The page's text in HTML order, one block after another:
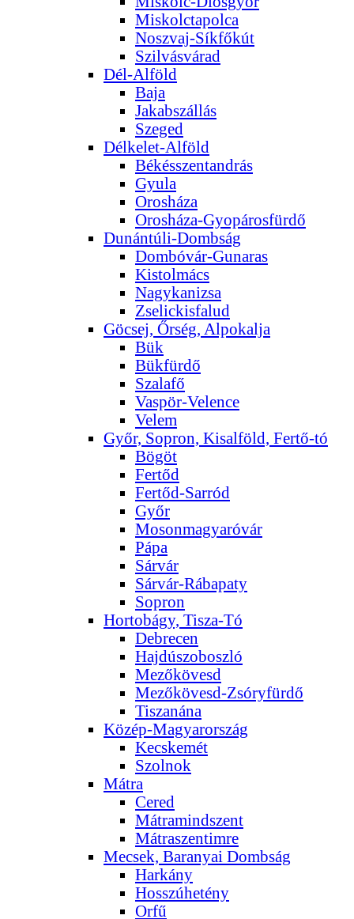
Miskolctapolca
Noszvaj-Síkfőkút
Szilvásvárad
Dél-Alföld
Baja
Jakabszállás
Szeged
Délkelet-Alföld
Békésszentandrás
Gyula
Orosháza
Orosháza-Gyopárosfürdő
Dunántúli-Dombság
Dombóvár-Gunaras
Kistolmács
Nagykanizsa
Zselickisfalud
Göcsej, Őrség, Alpokalja
Bük
Bükfürdő
Szalafő
Vaspör-Velence
Velem
Győr, Sopron, Kisalföld, Fertő-tó
Bögöt
Fertőd
Fertőd-Sarród
Győr
Mosonmagyaróvár
Pápa
Sárvár
Sárvár-Rábapaty
Sopron
Hortobágy, Tisza-Tó
Debrecen
Hajdúszoboszló
Mezőkövesd
Mezőkövesd-Zsóryfürdő
Tiszanána
Közép-Magyarország
Kecskemét
Szolnok
Mátra
Cered
Mátramindszent
Mátraszentimre
Mecsek, Baranyai Dombság
Harkány
Hosszúhetény
Orfű